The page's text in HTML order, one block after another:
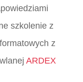
szkolenie z
z
ARDEX